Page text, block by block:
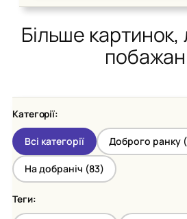
Більше картинок,
Категорії:
Всі категорії Доброго ранку (
На добраніч (83)
Теги: